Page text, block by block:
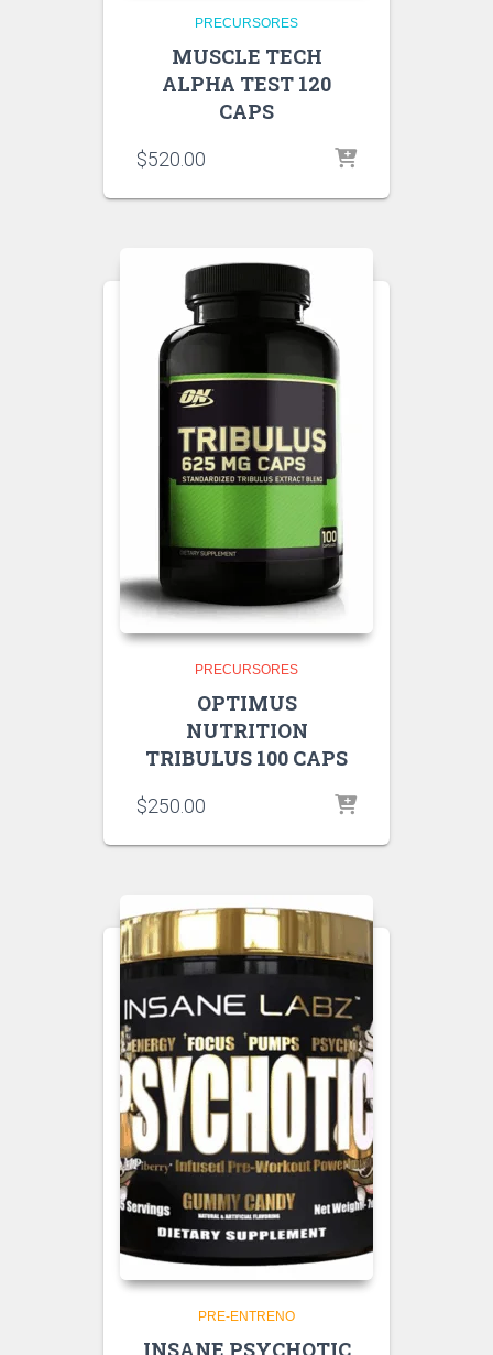
PRECURSORES
MUSCLE TECH
ALPHA TEST 120
CAPS
$520.00
PRECURSORES
OPTIMUS
NUTRITION
TRIBULUS 100 CAPS
$250.00
PRE-ENTRENO
INSANE PSYCHOTIC